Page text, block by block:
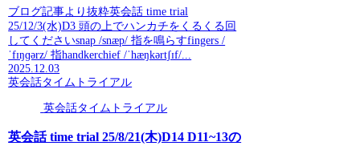
ブログ記事より抜粋英会話 time trial
25/12/3(水)D3 頭の上でハンカチをくるくる回
してくださいsnap /snæp/ 指を鳴らすfingers /
ˈfɪŋɡərz/ 指handkerchief /ˈhæŋkərtʃɪf/...
2025.12.03
英会話タイムトライアル
英会話タイムトライアル
英会話 time trial 25/8/21(木)D14 D11~13の